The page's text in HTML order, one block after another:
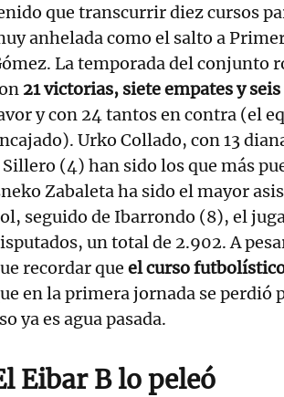
que transcurrir diez cursos
anhelada como el salto a
La temporada del conjunto
21 victorias, siete empates y
y con 24 tantos en contra (el
Urko Collado, con 13
Sillero (4) han sido los que más
Zabaleta ha sido el mayor
seguido de Ibarrondo (8), el
un total de 2.902. A
recordar que el curso
en la primera jornada se perdió
ya es agua pasada.
Eibar B lo peleó